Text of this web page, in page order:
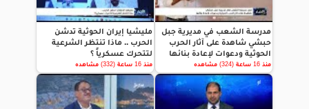
مدرسة الشعب في مديرية جبل
حبشي شاهدة على آثار الحرب
الحوثية ودعوات لإعادة بنائها
منذ 16 ساعة (324) مشاهده
مليشيا إيران الحوثية تدشن
الحرب .. ماذا تنتظر الشرعية
لتتحرك عسكرياً ؟
منذ 16 ساعة (332) مشاهده